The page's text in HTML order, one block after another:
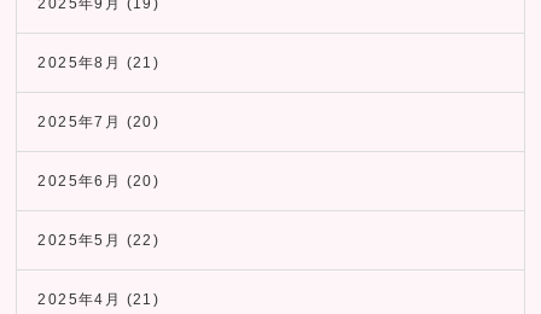
2025年9月 (19)
2025年8月 (21)
2025年7月 (20)
2025年6月 (20)
2025年5月 (22)
2025年4月 (21)